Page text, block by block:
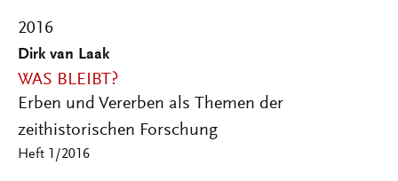
2016
Dirk van Laak
WAS BLEIBT?
Erben und Vererben als Themen der
zeithistorischen Forschung
Heft 1/2016